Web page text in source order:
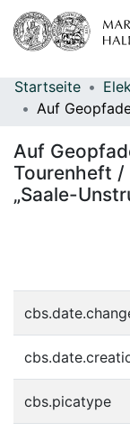
Bereiche &
Statistiken
Startseite
Auf
Tourenheft /
„Saale-
cbs.picatype